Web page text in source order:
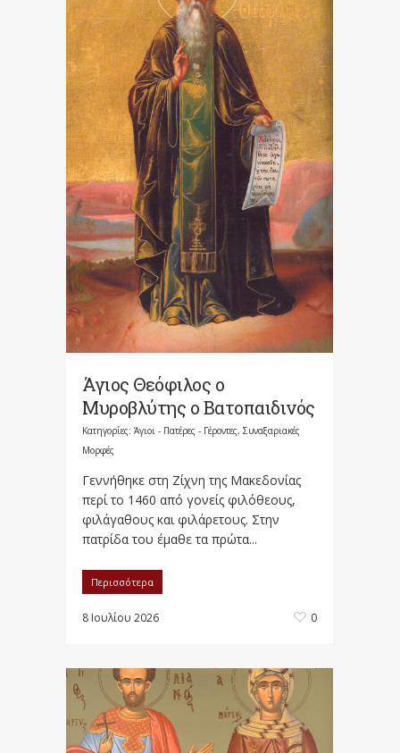
Άγιος Θεόφιλος ο
Μυροβλύτης ο Βατοπαιδινός
Κατηγορίες: Άγιοι - Πατέρες - Γέροντες, Συναξαριακές
Μορφές
Γεννήθηκε στη Ζίχνη της Μακεδονίας
περί το 1460 από γονείς φιλόθεους,
φιλάγαθους και φιλάρετους. Στην
πατρίδα του έμαθε τα πρώτα...
Περισσότερα
8 Ιουλίου 2026 0